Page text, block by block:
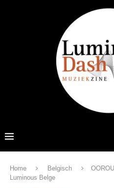
Home Belgisch
Luminous Belge